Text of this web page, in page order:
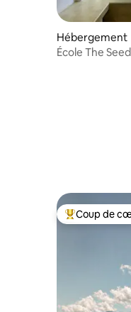
Hébergement
École The Seed
Coups de
Coup de